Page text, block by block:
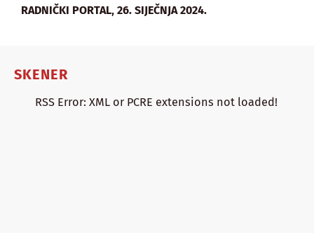
RADNIČKI PORTAL, 26. SIJEČNJA 2024.
SKENER
RSS Error: XML or PCRE extensions not loaded!